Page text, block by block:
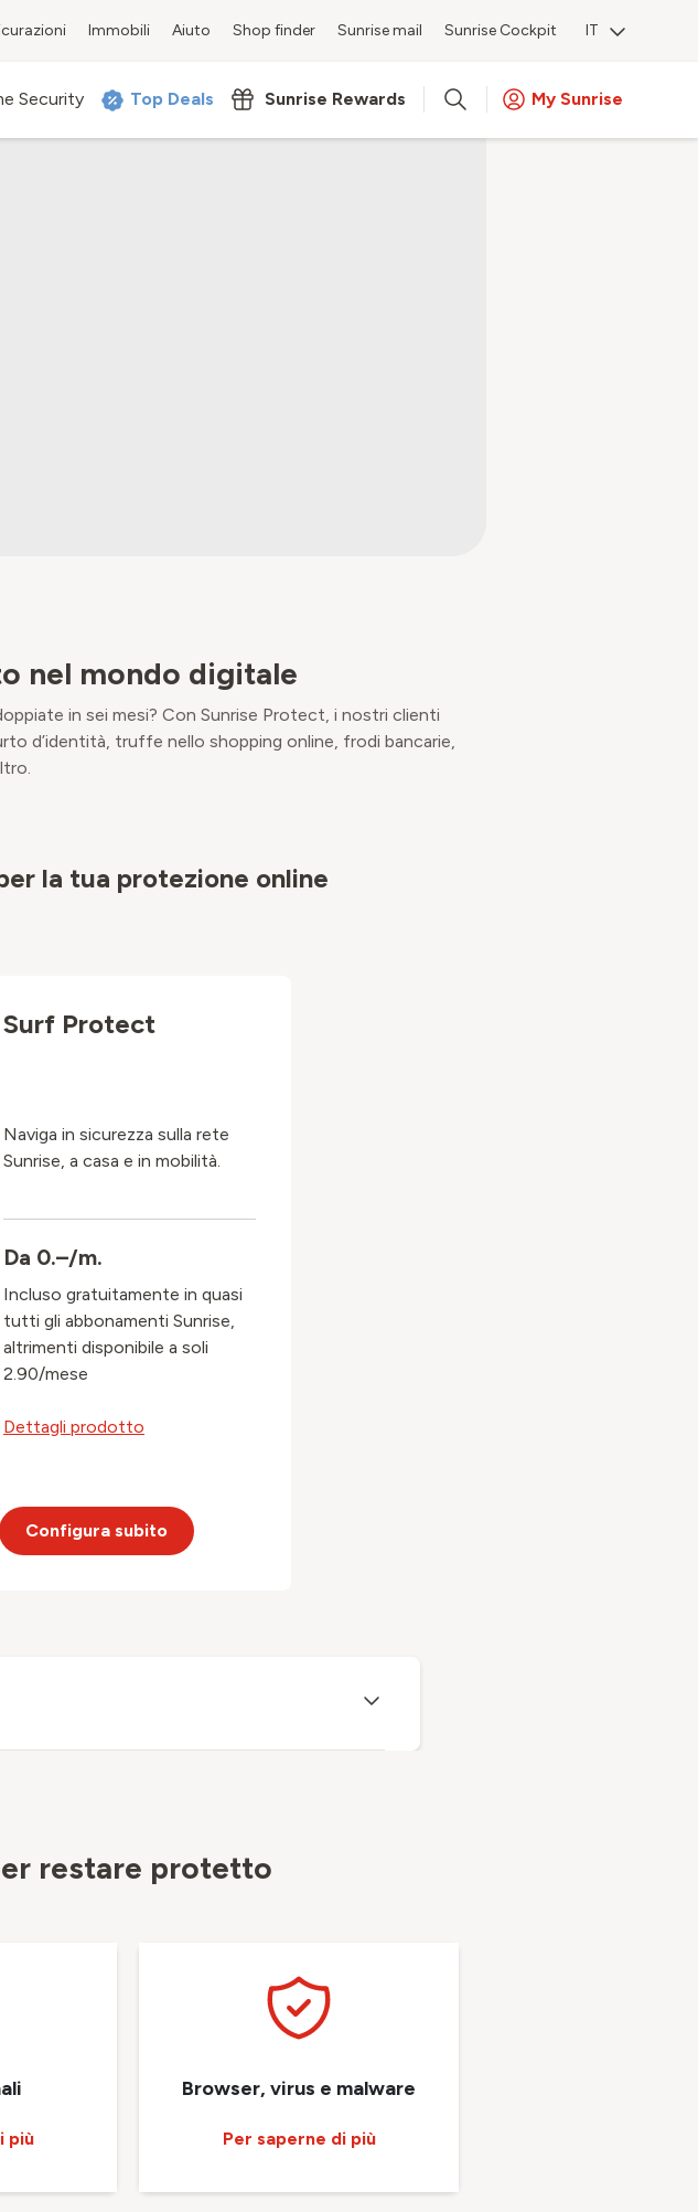
Immobili Aiuto Shop finder Sunrise mail Sunrise Cockpit IT
Security Top Deals Sunrise Rewards My Sunrise
nel mondo digitale
in sei mesi? Con Sunrise Protect, i nostri clienti
d’identità, truffe nello shopping online, frodi bancarie,
la tua protezione online
Surf Protect
Naviga in sicurezza sulla rete
Sunrise, a casa e in mobilità.
Da 0.–/m.
Incluso gratuitamente in quasi
tutti gli abbonamenti Sunrise,
altrimenti disponibile a soli
2.90/mese
Dettagli prodotto
Configura subito
restare protetto
più
Browser, virus e malware
Per saperne di più